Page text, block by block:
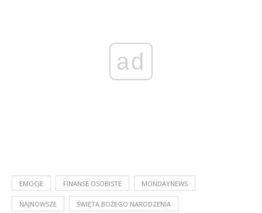
ad
EMOCJE FINANSE OSOBISTE MONDAYNEWS
NAJNOWSZE ŚWIĘTA BOŻEGO NARODZENIA